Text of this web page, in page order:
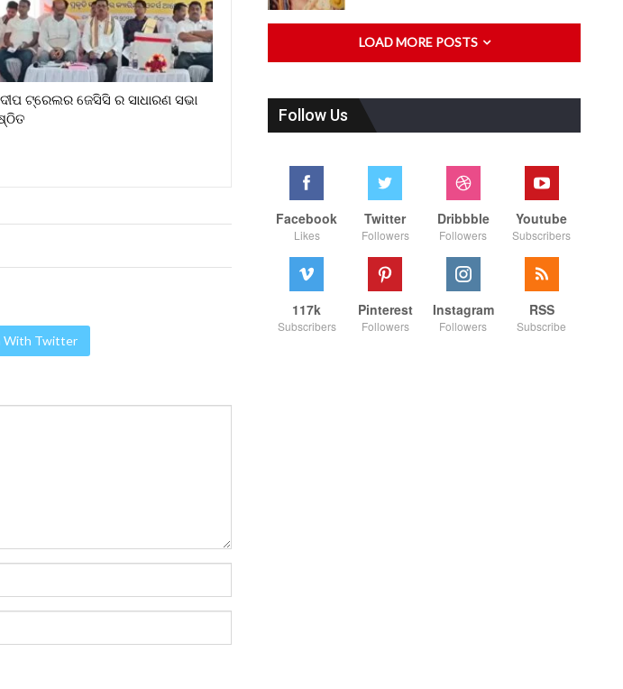
ଟ୍ରେଲର ଜେସିସି ର ସାଧାରଣ ସଭା
With Twitter
LOAD MORE POSTS
Follow Us
Facebook
Likes
Twitter
Followers
Dribbble
Followers
Youtube
Subscribers
117k
Subscribers
Pinterest
Followers
Instagram
Followers
RSS
Subscribe